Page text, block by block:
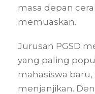
masa depan
memuaskan.
Jurusan PGSD
yang paling
mahasiswa
menjanjikan.